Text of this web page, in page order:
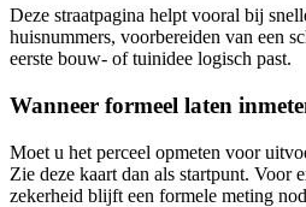
Deze straatpagina helpt vooral bij
huisnummers, voorbereiden van een
eerste bouw- of tuinidee logisch past.
Wanneer formeel laten
Moet u het perceel opmeten voor
Zie deze kaart dan als startpunt. Voor
zekerheid blijft een formele meting